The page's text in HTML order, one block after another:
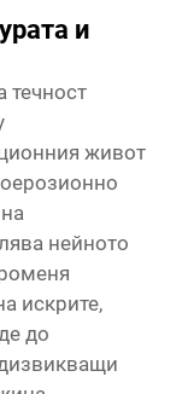
и
течност
живот
нейното
искрите,
до